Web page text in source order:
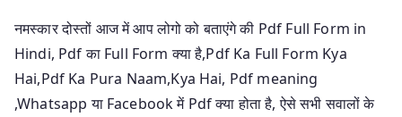
नमस्कार दोस्तों आज में आप लोगो को बताएंगे की Pdf Full Form in
Hindi, Pdf का Full Form क्या है,Pdf Ka Full Form Kya
Hai,Pdf Ka Pura Naam,Kya Hai, Pdf meaning
,Whatsapp या Facebook में Pdf क्या होता है, ऐसे सभी सवालों के